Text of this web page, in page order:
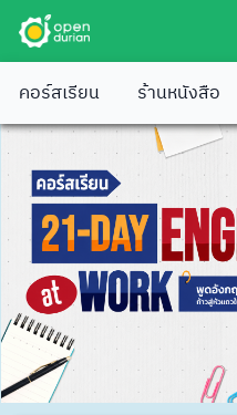
คอร์สเรียน ร้านหนังสือ